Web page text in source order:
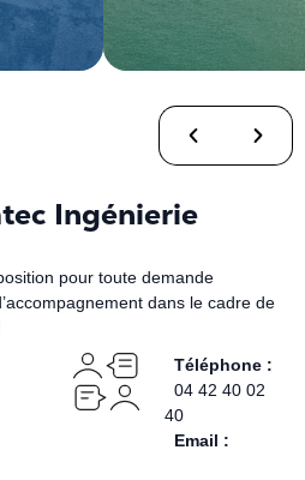
Ingénierie
pour toute demande
dans le cadre de
Téléphone :
04 42 40 02
40
Email :